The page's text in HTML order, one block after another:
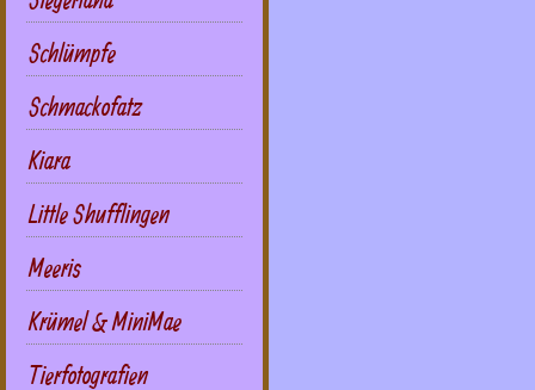
Schlümpfe
Schmackofatz
Kiara
Little Shufflingen
Meeris
Krümel & MiniMae
Tierfotografien